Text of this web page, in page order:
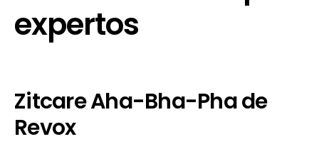
expertos
Zitcare Aha-Bha-Pha de
Revox